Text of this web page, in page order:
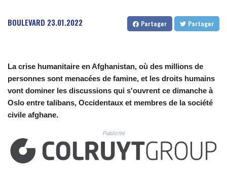
CVE 110.26363
DOP 67.289164
DZD 152.967099
EGP 57.293288
ERN 17.342035
FKP 0.8566
GBP 0.858527
GEL 3.017966
BOULEVARD 23.01.2022 Partager Partager
La crise humanitaire en Afghanistan, où des millions de
personnes sont menacées de famine, et les droits humains
vont dominer les discussions qui s'ouvrent ce dimanche à
Oslo entre talibans, Occidentaux et membres de la société
civile afghane.
Publicité